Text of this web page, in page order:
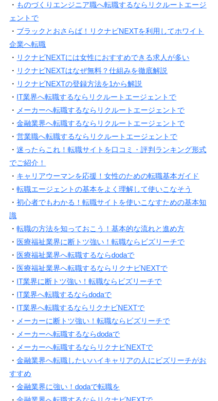
・ ものづくりエンジニア職へ転職するならリクルートエージ
ェントで
・ ブラックとおさらば！リクナビNEXTを利用してホワイト
企業へ転職
・ リクナビNEXTには女性におすすめできる求人が多い
・ リクナビNEXTはなぜ無料？仕組みを徹底解説
・ リクナビNEXTの登録方法を1から解説
・ IT業界へ転職するならリクルートエージェントで
・ メーカーへ転職するならリクルートエージェントで
・金融業界へ転職するならリクルートエージェントで
・営業職へ転職するならリクルートエージェントで
・迷ったらこれ！転職サイトを口コミ・評判ランキング形式
でご紹介！
・ キャリアウーマンを応援！女性のための転職基本ガイド
・転職エージェントの基本をよく理解して使いこなそう
・初心者でもわかる！転職サイトを使いこなすための基本知
識
・転職の方法を知っておこう！基本的な流れと進め方
・ 医療福祉業界に断トツ強い！転職ならビズリーチで
・ 医療福祉業界へ転職するならdodaで
・ 医療福祉業界へ転職するならリクナビNEXTで
・ IT業界に断トツ強い！転職ならビズリーチで
・ IT業界へ転職するならdodaで
・ IT業界へ転職するならリクナビNEXTで
・ メーカーに断トツ強い！転職ならビズリーチで
・ メーカーへ転職するならdodaで
・ メーカーへ転職するならリクナビNEXTで
・金融業界へ転職したいハイキャリアの人にビズリーチがお
すすめ
・金融業界に強い！dodaで転職を